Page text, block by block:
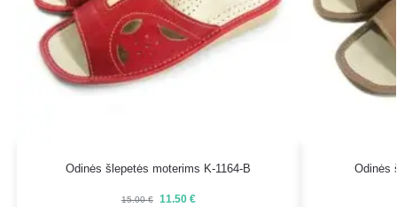
Odinės šlepetės moterims K-1164-B
15.00€ 11.50 €
Odinės